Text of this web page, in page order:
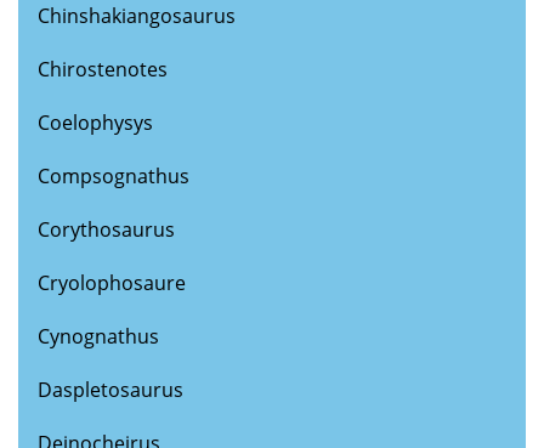
Chinshakiangosaurus
Chirostenotes
Coelophysys
Compsognathus
Corythosaurus
Cryolophosaure
Cynognathus
Daspletosaurus